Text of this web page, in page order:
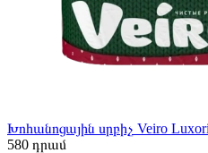
Խոհանոցային սրբիչ Veiro
580 դրամ